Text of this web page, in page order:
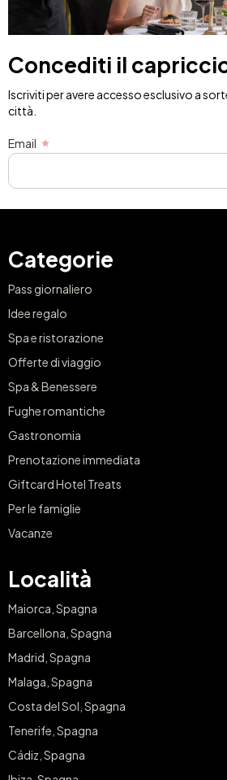
Concediti il
Iscriviti per avere accesso esclusivo a
città.
Email
Categorie
Pass giornaliero
Idee regalo
Spa e ristorazione
Offerte di viaggio
Spa & Benessere
Fughe romantiche
Gastronomia
Prenotazione immediata
Giftcard Hotel Treats
Per le famiglie
Vacanze
Località
Maiorca, Spagna
Barcellona, Spagna
Madrid, Spagna
Malaga, Spagna
Costa del Sol, Spagna
Tenerife, Spagna
Cádiz, Spagna